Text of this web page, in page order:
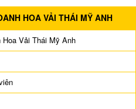
HOA VẢI THÁI MỸ ANH
Hoa Vải Thái Mỹ Anh